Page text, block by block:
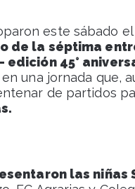
este sábado el
de la séptima
edición 45°
una jornada que,
de partidos
las niñas